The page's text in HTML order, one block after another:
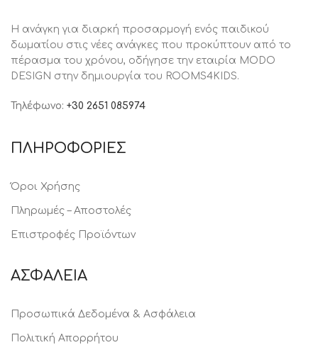
Η ανάγκη για διαρκή προσαρμογή ενός παιδικού
δωματίου στις νέες ανάγκες που προκύπτουν από το
πέρασμα του χρόνου, oδήγησε την εταιρία MODO
DESIGN στην δημιουργία του ROOMS4KIDS.
Τηλέφωνο: +30 2651 085974
ΠΛΗΡΟΦΟΡΙΕΣ
Όροι Χρήσης
Πληρωμές – Αποστολές
Επιστροφές Προϊόντων
ΑΣΦΑΛΕΙΑ
Προσωπικά Δεδομένα & Ασφάλεια
Πολιτική Απορρήτου